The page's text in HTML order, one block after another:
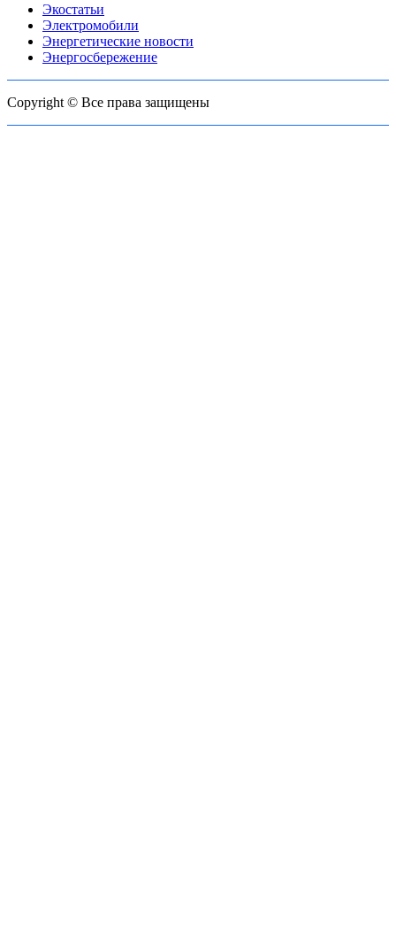
Экостатьи
Электромобили
Энергетические новости
Энергосбережение
Copyright © Все права защищены